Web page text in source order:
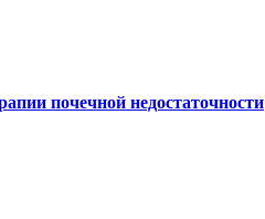
почечной недостаточности